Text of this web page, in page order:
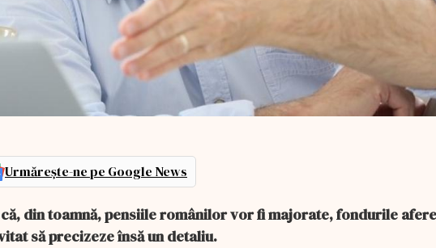
Urmărește-ne pe Google News
din toamnă, pensiile românilor vor fi majorate, fondurile
să precizeze însă un detaliu.